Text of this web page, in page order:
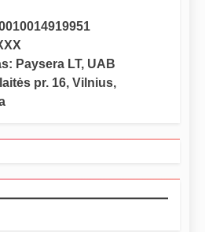
Paysera LT, UAB
pr. 16, Vilnius,